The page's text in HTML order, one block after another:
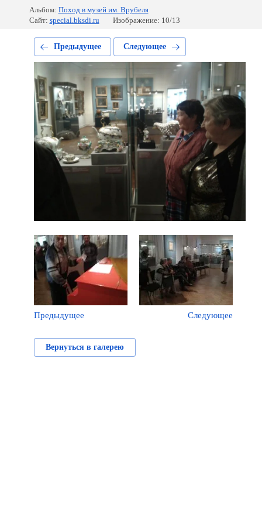
Альбом: Поход в музей им. Врубеля
Сайт: special.bksdi.ru Изображение: 10/13
Предыдущее Следующее
Предыдущее Следующее
Вернуться в галерею